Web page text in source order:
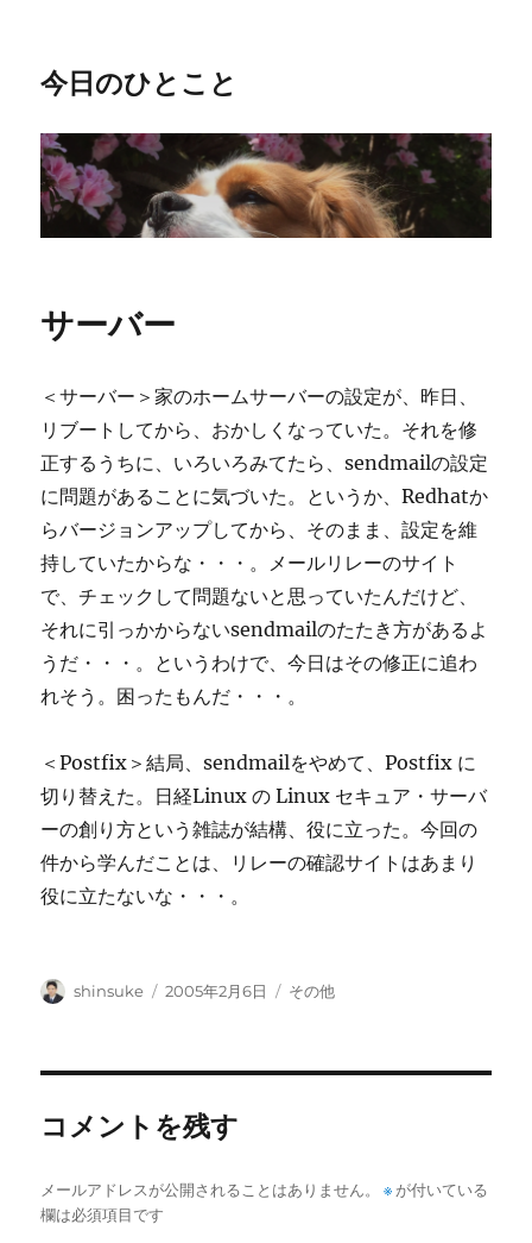
今日のひとこと
サーバー
＜サーバー＞家のホームサーバーの設定が、昨日、
リブートしてから、おかしくなっていた。それを修
正するうちに、いろいろみてたら、sendmailの設定
に問題があることに気づいた。というか、Redhatか
らバージョンアップしてから、そのまま、設定を維
持していたからな・・・。メールリレーのサイト
で、チェックして問題ないと思っていたんだけど、
それに引っかからないsendmailのたたき方があるよ
うだ・・・。というわけで、今日はその修正に追わ
れそう。困ったもんだ・・・。
＜Postfix＞結局、sendmailをやめて、Postfix に
切り替えた。日経Linux の Linux セキュア・サーバ
ーの創り方という雑誌が結構、役に立った。今回の
件から学んだことは、リレーの確認サイトはあまり
役に立たないな・・・。
投
shinsuke
投
2005年2月6日
カ
その他
コメントを残す
メールアドレスが公開されることはありません。 ※が付いている
欄は必須項目です